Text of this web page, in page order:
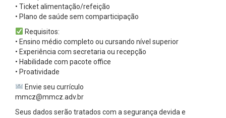
• Ticket alimentação/refeição
• Plano de saúde sem comparticipação
Requisitos:
• Ensino médio completo ou cursando nível superior
• Experiência com secretaria ou recepção
• Habilidade com pacote office
• Proatividade
Envie seu currículo
mmcz@mmcz.adv.br
Seus dados serão tratados com a segurança devida e